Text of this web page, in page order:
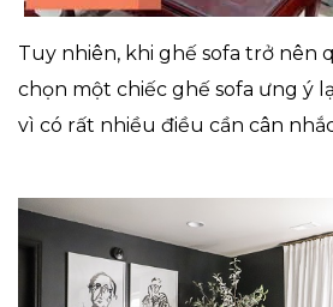
Tuy nhiên, khi ghế sofa trở nên
chọn một chiếc ghế sofa ưng ý
vì có rất nhiều điều cần cân